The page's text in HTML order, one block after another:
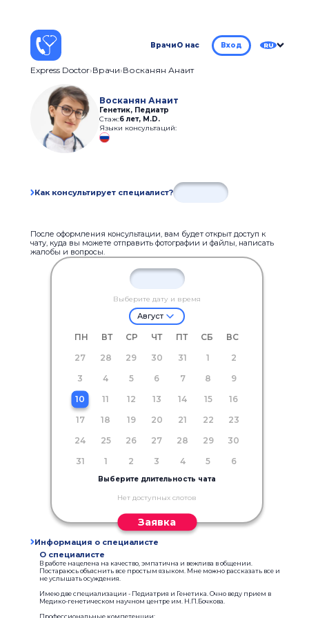
ВрачиО нас Вход RU
Express Doctor Врачи Восканян Анаит
Восканян Анаит
Генетик, Педиатр
Стаж:6 лет, M.D.
Языки консультаций:
Как консультирует специалист?
После оформления консультации, вам будет открыт доступ к
чату, куда вы можете отправить фотографии и файлы, написать
жалобы и вопросы.
Выберите дату и время
Август
ПН ВТ СР ЧТ ПТ СБ
ВС
27
28 29 30 31 1
2
3
4 5 6 7 8
9
10
11 12 13 14 15
16
17
18 19 20 21 22
23
24
25 26 27 28 29
30
31
1 2 3 4 5 6
Выберите длительность чата
Нет доступных слотов
Заявка
Информация о специалисте
О специалисте
В работе нацелена на качество, эмпатична и вежлива в общении.
Постараюсь объяснить все простым языком. Мне можно рассказать все и
не услышать осуждения.
Имею две специализации - Педиатрия и Генетика. Очно веду прием в
Медико-генетическом научном центре им. Н.П.Бочкова.
Профессиональные компетенции: